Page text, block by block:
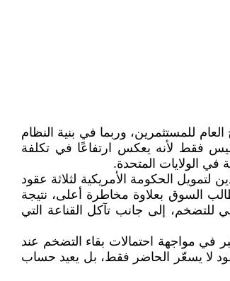
للمستثمرين، وربما في بنية النظام
عامًا مستوى 5% بوصفه إشارة شديدة الدلالة، ليس فقط لأنه يعكس ارتفاعًا في تكلفة
الولايات المتحدة.
الحكومة الأمريكية لثلاثة عقود
السوق بعلاوة مخاطرة أعلى، نتيجة
للتضخم، إلى جانب تآكل القناعة التي
في مواجهة احتمالات بقاء التضخم عند
لا يسعّر الحاضر فقط، بل يعيد حساب